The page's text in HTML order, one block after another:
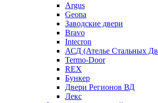
Argus
Geona
Заводские двери
Bravo
Intecron
АСД (Ателье Стальных
Termo-Door
REX
Бункер
Двери Регионов ВД
Лекс